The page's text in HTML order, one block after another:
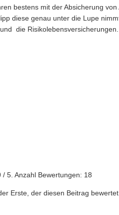
bestens mit der Absicherung
diese genau unter die Lupe
die Risikolebensversicherungen.
/ 5. Anzahl Bewertungen: 18
Erste, der diesen Beitrag